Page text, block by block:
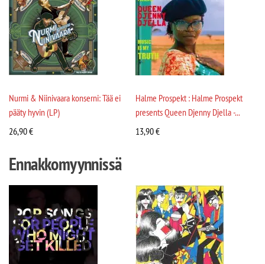
Nurmi & Niinivaara konserni: Tää ei
pääty hyvin (LP)
26,90€
Halme Prospekt : Halme Prospekt
presents Queen Djenny Djella -...
13,90€
Ennakkomyynnissä